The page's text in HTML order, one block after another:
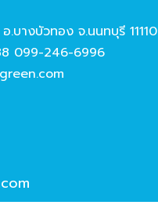
างบัวทอง จ.นนทบุรี 11110
099-246-6996